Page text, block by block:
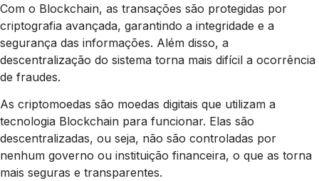
Com o Blockchain, as transações são protegidas por
criptografia avançada, garantindo a integridade e a
segurança das informações. Além disso, a
descentralização do sistema torna mais difícil a ocorrência
de fraudes.
As criptomoedas são moedas digitais que utilizam a
tecnologia Blockchain para funcionar. Elas são
descentralizadas, ou seja, não são controladas por
nenhum governo ou instituição financeira, o que as torna
mais seguras e transparentes.